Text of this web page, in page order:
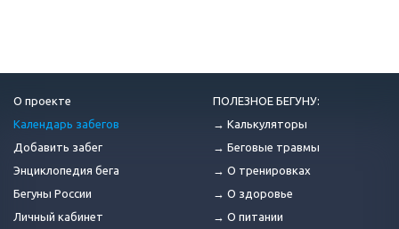
О проекте
Календарь забегов
Добавить забег
Энциклопедия бега
Бегуны России
Личный кабинет
ПОЛЕЗНОЕ БЕГУНУ:
→ Калькуляторы
→ Беговые травмы
→ О тренировках
→ О здоровье
→ О питании